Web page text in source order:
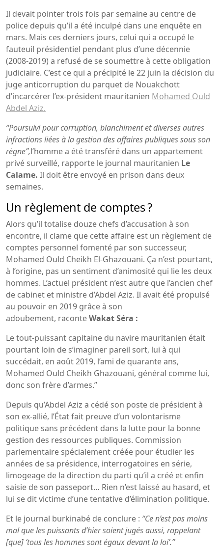
Il devait pointer trois fois par semaine au centre de
police depuis qu’il a été inculpé dans une enquête en
mars. Mais ces derniers jours, celui qui a occupé le
fauteuil présidentiel pendant plus d’une décennie
(2008-2019) a refusé de se soumettre à cette obligation
judiciaire. C’est ce qui a précipité le 22 juin la décision du
juge anticorruption du parquet de Nouakchott
d’incarcérer l’ex-président mauritanien Mohamed Ould
Abdel Aziz.
“Poursuivi pour corruption, blanchiment et diverses autres
infractions liées à la gestion des affaires publiques sous son
règne”,l’homme a été transféré dans un appartement
privé surveillé, rapporte le journal mauritanien Le
Calame. Il doit être envoyé en prison dans deux
semaines.
Un règlement de comptes ?
Alors qu’il totalise douze chefs d’accusation à son
encontre, il clame que cette affaire est un règlement de
comptes personnel fomenté par son successeur,
Mohamed Ould Cheikh El-Ghazouani. Ça n’est pourtant,
à l’origine, pas un sentiment d’animosité qui lie les deux
hommes. L’actuel président n’est autre que l’ancien chef
de cabinet et ministre d’Abdel Aziz. Il avait été propulsé
au pouvoir en 2019 grâce à son
adoubement, raconteWakat Séra :
Le tout-puissant capitaine du navire mauritanien était
pourtant loin de s’imaginer pareil sort, lui à qui
succédait, en août 2019, l’ami de quarante ans,
Mohamed Ould Cheikh Ghazouani, général comme lui,
donc son frère d’armes.”
Depuis qu’Abdel Aziz a cédé son poste de président à
son ex-allié, l’État fait preuve d’un volontarisme
politique sans précédent dans la lutte pour la bonne
gestion des ressources publiques. Commission
parlementaire spécialement créée pour étudier les
années de sa présidence, interrogatoires en série,
limogeage de la direction du parti qu’il a créé et enfin
saisie de son passeport… Rien n’est laissé au hasard, et
lui se dit victime d’une tentative d’élimination politique.
Et le journal burkinabé de conclure : “Ce n’est pas moins
mal que les puissants d’hier soient jugés aussi, rappelant
[que] ‘tous les hommes sont égaux devant la loi’.”